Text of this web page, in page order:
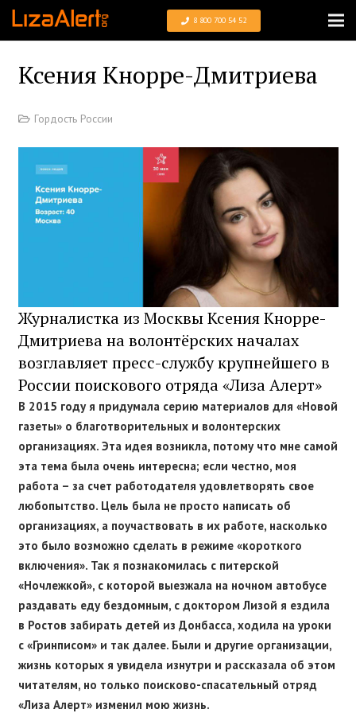
8 800 700 54 52
Ксения Кнорре-Дмитриева
Гордость России
Журналистка из Москвы Ксения Кнорре-
Дмитриева на волонтёрских началах
возглавляет пресс-службу крупнейшего в
России поискового отряда «Лиза Алерт»
В 2015 году я придумала серию материалов для «Новой
газеты» о благотворительных и волонтерских
организациях. Эта идея возникла, потому что мне самой
эта тема была очень интересна; если честно, моя
работа – за счет работодателя удовлетворять свое
любопытство. Цель была не просто написать об
организациях, а поучаствовать в их работе, насколько
это было возможно сделать в режиме «короткого
включения». Так я познакомилась с питерской
«Ночлежкой», с которой выезжала на ночном автобусе
раздавать еду бездомным, с доктором Лизой я ездила
в Ростов забирать детей из Донбасса, ходила на уроки
с «Гринписом» и так далее. Были и другие организации,
жизнь которых я увидела изнутри и рассказала об этом
читателям, но только поисково-спасательный отряд
«Лиза Алерт» изменил мою жизнь.